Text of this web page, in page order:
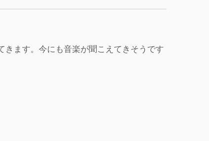
ます。今にも音楽が聞こえてきそうです